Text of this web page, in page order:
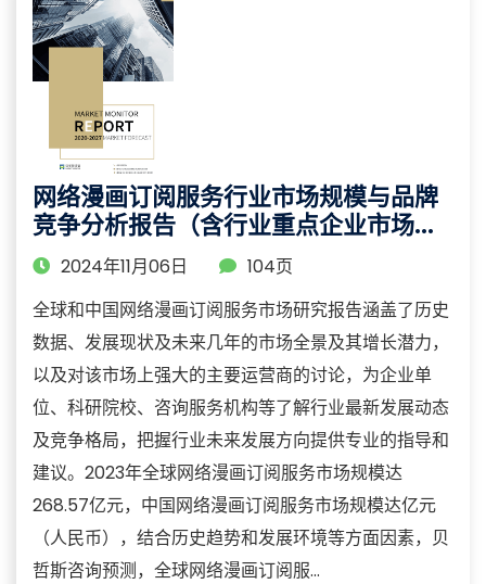
网络漫画订阅服务行业市场规模与品牌
竞争分析报告（含行业重点企业市场表
现及竞争策略分析）
2024年11月06日
104页
全球和中国网络漫画订阅服务市场研究报告涵盖了历史
数据、发展现状及未来几年的市场全景及其增长潜力，
以及对该市场上强大的主要运营商的讨论，为企业单
位、科研院校、咨询服务机构等了解行业最新发展动态
及竞争格局，把握行业未来发展方向提供专业的指导和
建议。2023年全球网络漫画订阅服务市场规模达
268.57亿元，中国网络漫画订阅服务市场规模达亿元
（人民币），结合历史趋势和发展环境等方面因素，贝
哲斯咨询预测，全球网络漫画订阅服...